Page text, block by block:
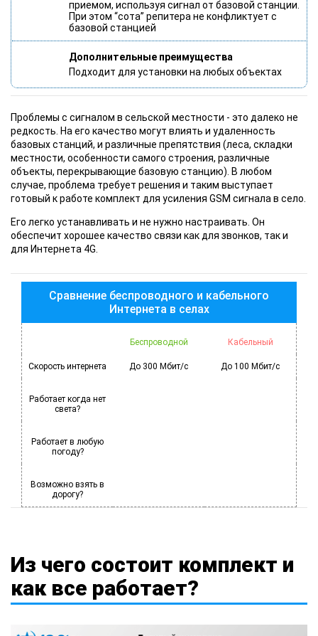
приемом, используя сигнал от базовой станции.
При этом “сота” репитера не конфликтует с
базовой станцией
Дополнительные преимущества
Подходит для установки на любых объектах
Проблемы с сигналом в сельской местности - это далеко не
редкость. На его качество могут влиять и удаленность
базовых станций, и различные препятствия (леса, складки
местности, особенности самого строения, различные
объекты, перекрывающие базовую станцию). В любом
случае, проблема требует решения и таким выступает
готовый к работе комплект для усиления GSM сигнала в село.
Его легко устанавливать и не нужно настраивать. Он
обеспечит хорошее качество связи как для звонков, так и
для Интернета 4G.
Сравнение беспроводного и кабельного
Интернета в селах
Беспроводной Кабельный
Скорость интернета До 300 Мбит/с До 100 Мбит/с
Работает когда нет
света?
Работает в любую
погоду?
Возможно взять в
дорогу?
Из чего состоит комплект и
как все работает?